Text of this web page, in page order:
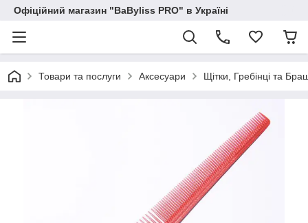
Офіційний магазин "BaByliss PRO" в Україні
Товари та послуги Аксесуари Щітки, Гребінці та